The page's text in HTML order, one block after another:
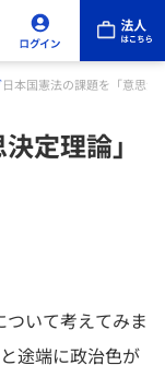
日本国憲法の課題を「意思決
定理論」
いて考えてみま
途端に政治色が